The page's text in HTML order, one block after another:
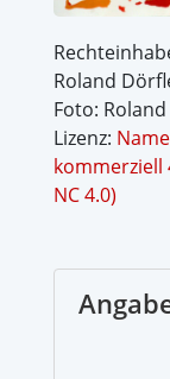
Roland
Foto:
Lizenz:
kommerziell
NC 4.0)